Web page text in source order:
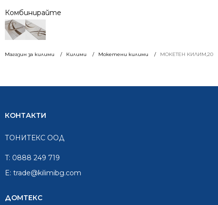
Магазин за килими Килими Мокетени килими МОКЕТЕН КИЛИМ,200/
Комбинирайте
КОНТАКТИ
ТОНИТЕКС ООД
T: 0888 249 719
E: trade@kilimibg.com
ДОМТЕКС